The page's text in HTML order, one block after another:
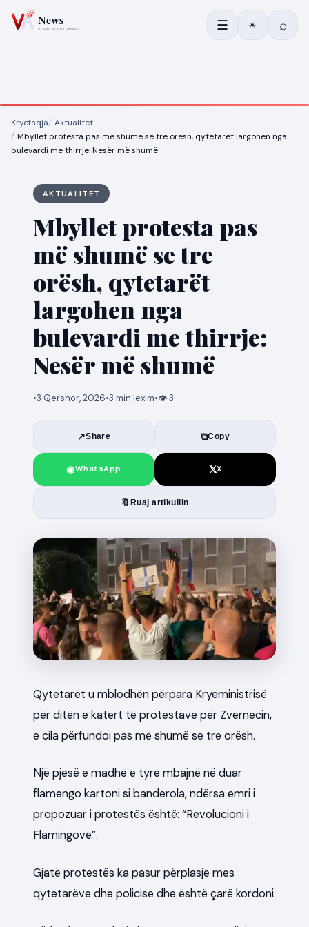
☰ ☀ ⌕
Kryefaqja
Aktualitet
Mbyllet protesta pas më shumë se tre orësh, qytetarët largohen nga
bulevardi me thirrje: Nesër më shumë
AKTUALITET
Mbyllet protesta pas
më shumë se tre
orësh, qytetarët
largohen nga
bulevardi me thirrje:
Nesër më shumë
•3 Qershor, 2026•3 min lexim•👁 3
↗Share ⧉Copy
◉WhatsApp 𝕏X
🔖 Ruaj artikullin
Qytetarët u mblodhën përpara Kryeministrisë
për ditën e katërt të protestave për Zvërnecin,
e cila përfundoi pas më shumë se tre orësh.
Një pjesë e madhe e tyre mbajnë në duar
flamengo kartoni si banderola, ndërsa emri i
propozuar i protestës është: “Revolucioni i
Flamingove”.
Gjatë protestës ka pasur përplasje mes
qytetarëve dhe policisë dhe është çarë kordoni.